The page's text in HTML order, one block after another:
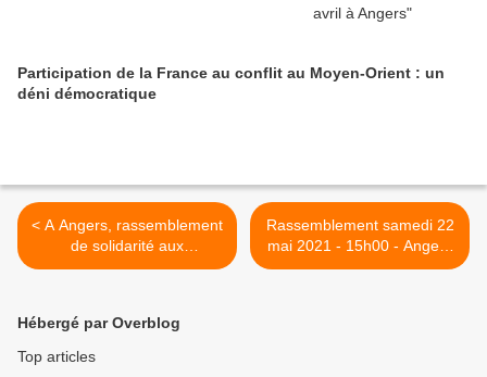
Participation de la France au conflit au Moyen-Orient : un
déni démocratique
< A Angers, rassemblement
de solidarité aux
palestiniens
Rassemblement samedi 22
mai 2021 - 15h00 - Angers
place du Ralliement >
Hébergé par Overblog
Top articles